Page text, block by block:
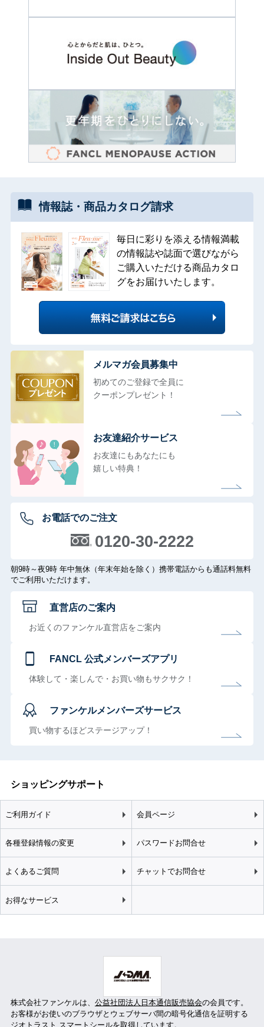
情報誌・ 商品カタログ請求
毎日に彩りを添える情報満載
の情報誌や誌面で選びながら
ご購入いただける商品カタロ
グをお届けいたします。
メルマガ会員募集中
初めてのご登録で全員に
クーポンプレゼント！
お友達紹介サービス
お友達にもあなたにも
嬉しい特典！
お電話でのご注文
0120-30-2222
朝9時～夜9時 年中無休（年末年始を除く）携帯電話からも通話料無料
でご利用いただけます。
直営店のご案内
お近くのファンケル直営店をご案内
FANCL 公式メンバーズアプリ
体験して・楽しんで・お買い物もサクサク！
ファンケルメンバーズサービス
買い物するほどステージアップ！
ショッピングサポート
ご利用ガイド 会員ページ
各種登録情報の変更 パスワードお問合せ
よくあるご質問 チャットでお問合せ
お得なサービス
株式会社ファンケルは、 公益社団法人日本通信販売協会の会員です。
お客様がお使いのブラウザとウェブサーバ間の暗号化通信を証明する
ジオトラスト スマートシールを取得しています。